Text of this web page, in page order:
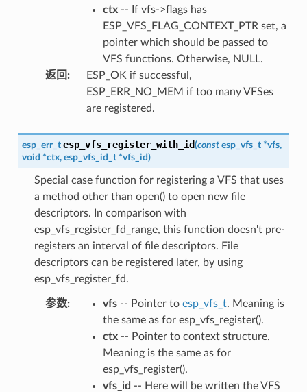
ctx-- If vfs->flags has
ESP_VFS_FLAG_CONTEXT_PTR set, a
pointer which should be passed to
VFS functions. Otherwise, NULL.
返回 :
ESP_OK if successful,
ESP_ERR_NO_MEM if too many VFSes
are registered.
esp_err_t esp_vfs_register_with_id(const esp_vfs_t *vfs,
void *ctx, esp_vfs_id_t *vfs_id)
Special case function for registering a VFS that uses
a method other than open() to open new file
descriptors. In comparison with
esp_vfs_register_fd_range, this function doesn't pre-
registers an interval of file descriptors. File
descriptors can be registered later, by using
esp_vfs_register_fd.
参数: vfs-- Pointer to esp_vfs_t. Meaning is
the same as for esp_vfs_register().
ctx-- Pointer to context structure.
Meaning is the same as for
esp_vfs_register().
vfs_id -- Here will be written the VFS